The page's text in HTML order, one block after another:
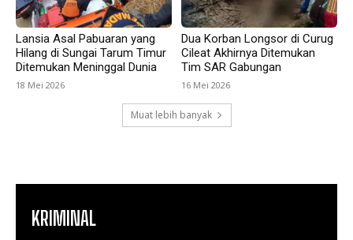
Lansia Asal Pabuaran yang
Hilang di Sungai Tarum Timur
Ditemukan Meninggal Dunia
18 Mei 2026
Dua Korban Longsor di Curug
Cileat Akhirnya Ditemukan
Tim SAR Gabungan
16 Mei 2026
Muat lebih banyak
KRIMINAL